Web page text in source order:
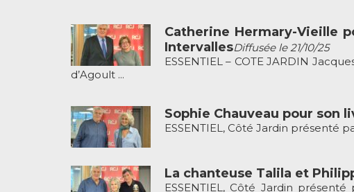
Catherine Hermary-Vieille
IntervallesDiffusée le 21/10/25
ESSENTIEL – COTE JARDIN
d’Agoult ...
Sophie Chauveau pour son
ESSENTIEL, Côté Jardin présenté
La chanteuse Talila et
ESSENTIEL, Côté Jardin